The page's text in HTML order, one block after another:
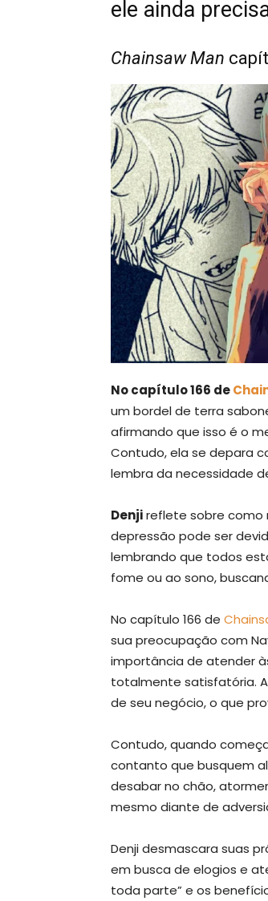
ele ainda
Chainsaw Man
No capítulo 166 de
um bordel de terra
afirmando que isso é o
Contudo, ela se depara
lembra da necessidade
Denjireflete sobre como
depressão pode ser
lembrando que todos
fome ou ao sono,
No capítulo 166 de
sua preocupação com
importância de atender
totalmente satisfatória.
de seu negócio, o que
Contudo, quando
contanto que busquem
desabar no chão,
mesmo diante de
Denji desmascara suas
em busca de elogios e
toda parte” e os